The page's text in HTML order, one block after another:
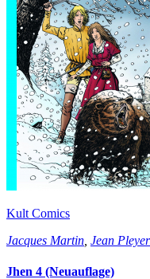
Kult Comics
Jacques Martin Jean
Jhen 4 (Neuauflage)